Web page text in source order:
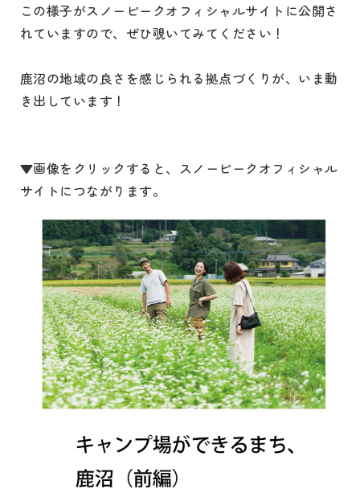
この様子がスノーピークオフィシャルサイトに公開さ
れていますので、ぜひ覗いてみてください！
鹿沼の地域の良さを感じられる拠点づくりが、いま動
き出しています！
▼画像をクリックすると、スノーピークオフィシャル
サイトにつながります。